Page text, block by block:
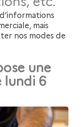
mais
nos modes de
une
lundi 6